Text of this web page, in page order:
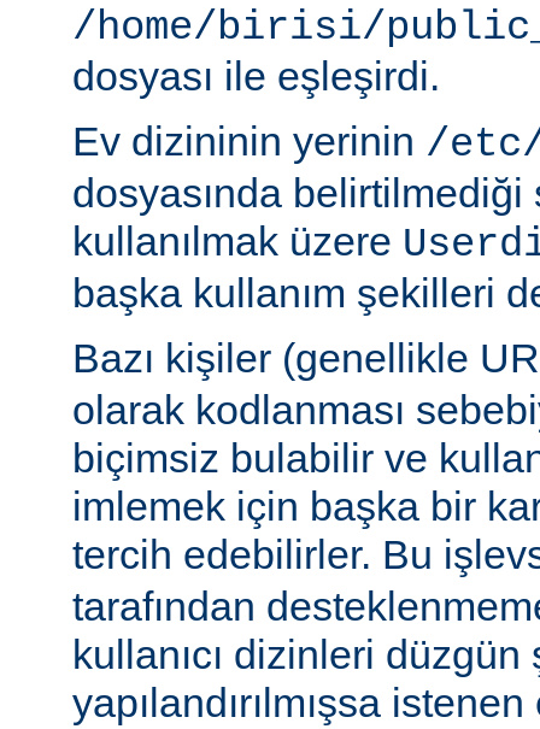
/home/birisi/
dosyası ile eşleşirdi.
Ev dizininin yerinin /etc/
dosyasında belirtilmediği
kullanılmak üzere
başka kullanım şekilleri
Bazı kişiler (genellikle
olarak kodlanması
biçimsiz bulabilir ve
imlemek için başka bir
tercih edebilirler. Bu
tarafından
kullanıcı dizinleri düzgün
yapılandırılmışsa